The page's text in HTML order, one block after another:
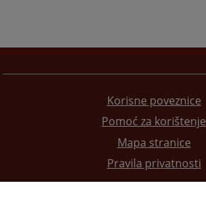
Korisne poveznice
Pomoć za korištenje
Mapa stranice
Pravila privatnosti